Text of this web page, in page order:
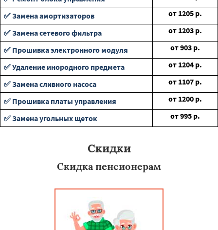
✅ Замена амортизаторов
от 1205 р.
✅ Замена сетевого фильтра
от 1203 р.
✅ Прошивка электронного модуля
от903 р.
✅ Удаление инородного предмета
от 1204 р.
✅ Замена сливного насоса
от 1107 р.
✅ Прошивка платы управления
от 1200 р.
✅ Замена угольных щеток
от995 р.
Скидки
Скидка пенсионерам